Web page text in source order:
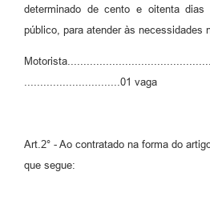
determinado de cento e oitenta dias
público, para atender às necessidades
..............................01 vaga
Art.2° - Ao contratado na forma do
que segue: